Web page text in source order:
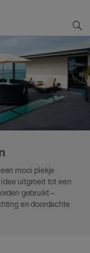
mooi plekje
uitgroeit tot een
gebruikt –
en doordachte